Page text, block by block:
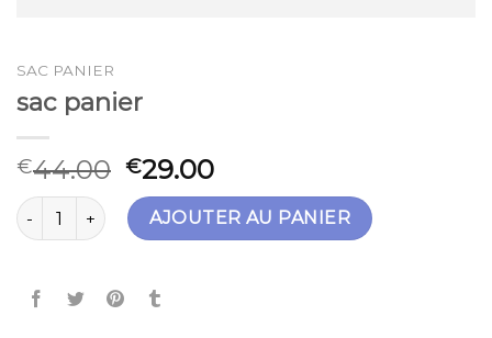
SAC PANIER
sac panier
€44.00 €29.00
quantité de sac panierAJOUTER AU PANIER